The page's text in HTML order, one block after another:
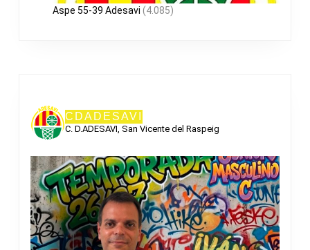
Aspe 55-39 Adesavi (4.085)
CDADESAVI
C. D.ADESAVI, San Vicente del Raspeig